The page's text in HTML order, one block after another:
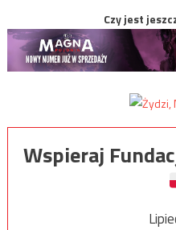
Czy jest
Wspieraj